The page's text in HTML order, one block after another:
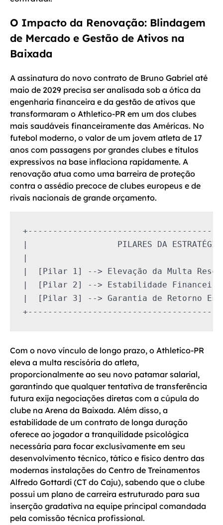
O Impacto da Renovação: Blindagem
de Mercado e Gestão de Ativos na
Baixada
A assinatura do novo contrato de Bruno Gabriel até
maio de 2029 precisa ser analisada sob a ótica da
engenharia financeira e da gestão de ativos que
transformaram o Athletico-PR em um dos clubes
mais saudáveis financeiramente das Américas. No
futebol moderno, o valor de um jovem atleta de 17
anos com passagens por grandes clubes e títulos
expressivos na base inflaciona rapidamente. A
renovação atua como uma barreira de proteção
contra o assédio precoce de clubes europeus e de
rivais nacionais de grande orçamento.
|                  PILARES DA ESTRATÉGIA
|
|  [Pilar 1] --> Elevação da Multa
|  [Pilar 2] --> Estabilidade Financeira
|  [Pilar 3] --> Garantia de Retorno
Com o novo vínculo de longo prazo, o Athletico-PR
eleva a multa rescisória do atleta,
proporcionalmente ao seu novo patamar salarial,
garantindo que qualquer tentativa de transferência
futura exija negociações diretas com a cúpula do
clube na Arena da Baixada. Além disso, a
estabilidade de um contrato de longa duração
oferece ao jogador a tranquilidade psicológica
necessária para focar exclusivamente em seu
desenvolvimento técnico, tático e físico dentro das
modernas instalações do Centro de Treinamentos
Alfredo Gottardi (CT do Caju), sabendo que o clube
possui um plano de carreira estruturado para sua
inserção gradativa na equipe principal comandada
pela comissão técnica profissional.